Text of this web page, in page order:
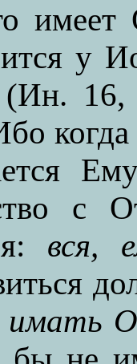
имеет
у
(Ин. 16,
когда
с
вся,
имать